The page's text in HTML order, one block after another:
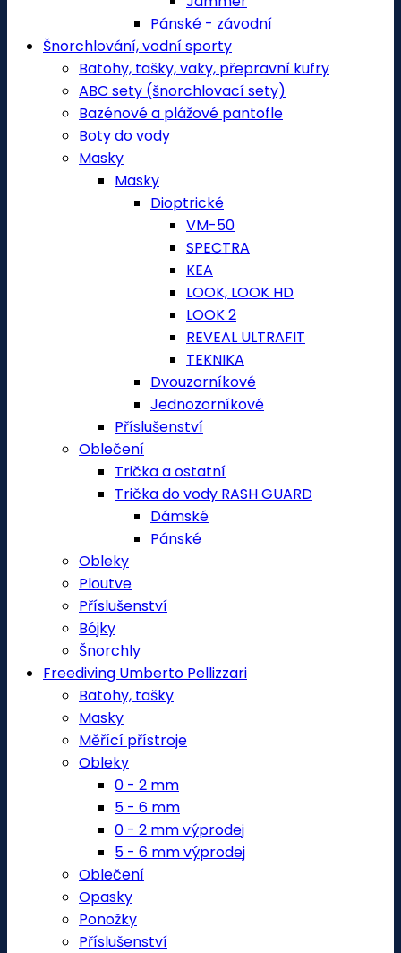
Pánské - závodní
Šnorchlování, vodní sporty
Batohy, tašky, vaky, přepravní kufry
ABC sety (šnorchlovací sety)
Bazénové a plážové pantofle
Boty do vody
Masky
Masky
Dioptrické
VM-50
SPECTRA
KEA
LOOK, LOOK HD
LOOK 2
REVEAL ULTRAFIT
TEKNIKA
Dvouzorníkové
Jednozorníkové
Příslušenství
Oblečení
Trička a ostatní
Trička do vody RASH GUARD
Dámské
Pánské
Obleky
Ploutve
Příslušenství
Bójky
Šnorchly
Freediving Umberto Pellizzari
Batohy, tašky
Masky
Měřící přístroje
Obleky
0 - 2 mm
5 - 6 mm
0 - 2 mm výprodej
5 - 6 mm výprodej
Oblečení
Opasky
Ponožky
Příslušenství